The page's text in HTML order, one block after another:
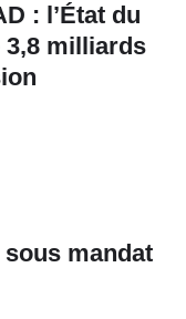
: l’État du
3,8 milliards
mandat